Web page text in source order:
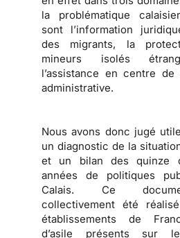
la problématique
sont l’information
des migrants, la
mineurs isolés
l’assistance en centre de
administrative.
Nous avons donc jugé
un diagnostic de la
et un bilan des quinze
années de politiques
Calais. Ce
collectivement été
établissements de
d’asile présents sur